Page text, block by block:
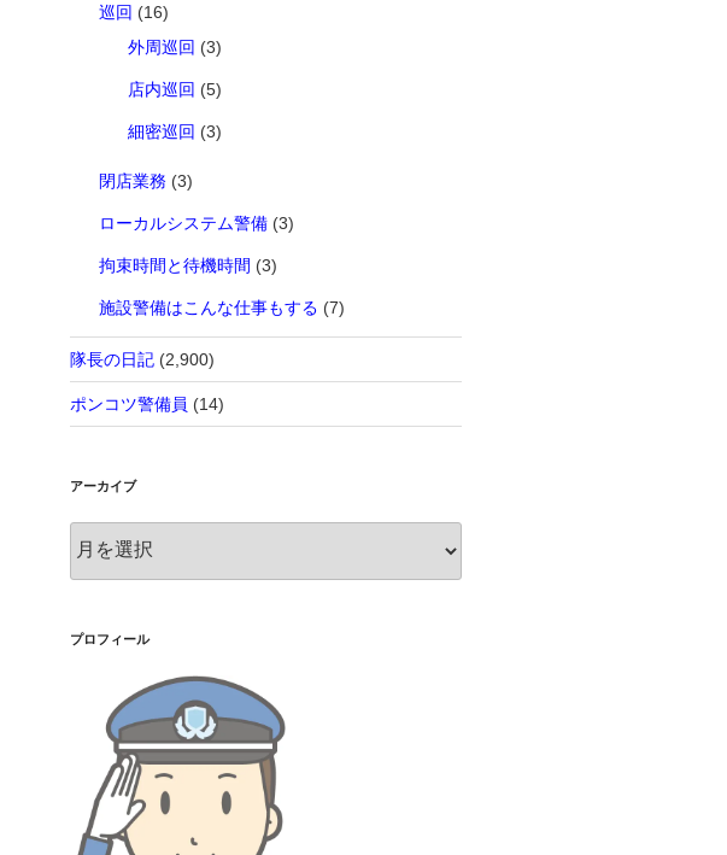
巡回 (16)
外周巡回 (3)
店内巡回 (5)
細密巡回 (3)
閉店業務 (3)
ローカルシステム警備(3)
拘束時間と待機時間 (3)
施設警備はこんな仕事もする (7)
隊長の日記(2,900)
ポンコツ警備員 (14)
アーカイブ
ー
ブ
プロフィール